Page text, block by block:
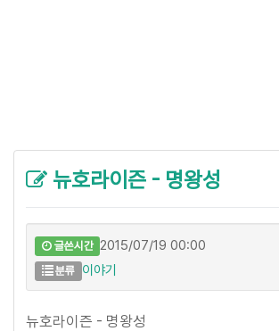
뉴호라이즌 - 명왕성
글쓴시간 2015/07/19 00:00
분류 이야기
뉴호라이즌 - 명왕성